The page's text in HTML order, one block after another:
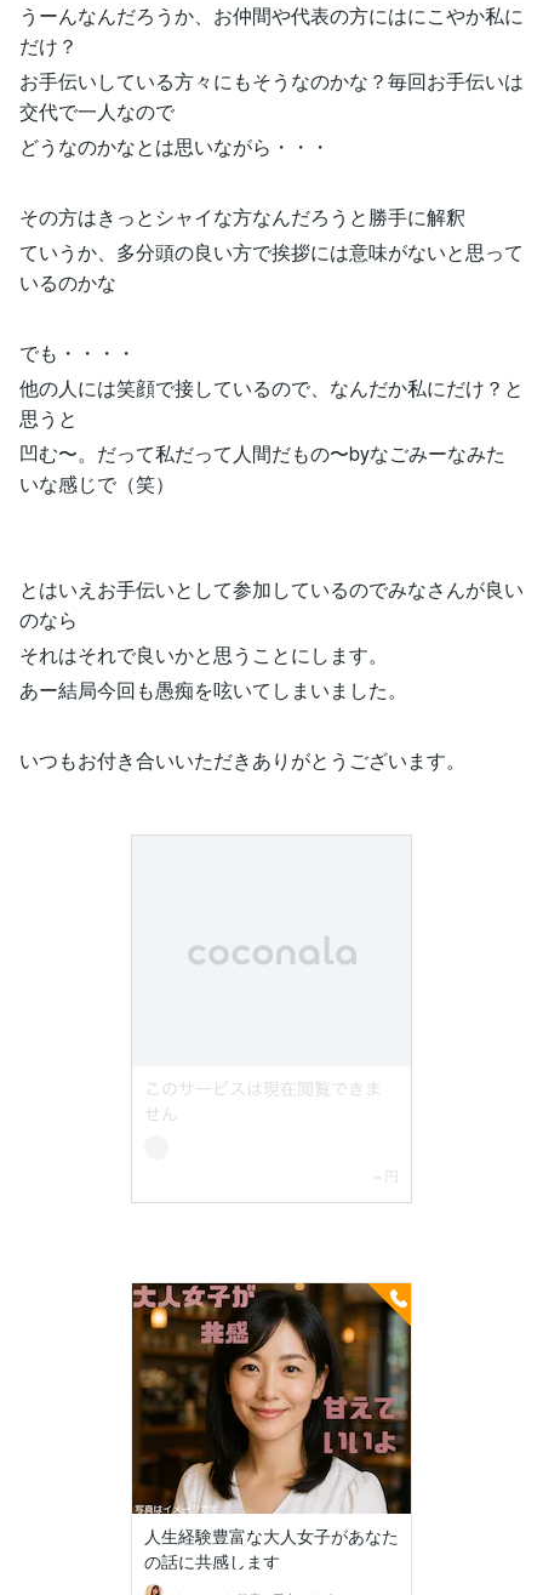
うーんなんだろうか、お仲間や代表の方にはにこやか私に
だけ？
お手伝いしている方々にもそうなのかな？毎回お手伝いは
交代で一人なので
どうなのかなとは思いながら・・・
その方はきっとシャイな方なんだろうと勝手に解釈
ていうか、多分頭の良い方で挨拶には意味がないと思って
いるのかな
でも・・・・
他の人には笑顔で接しているので、なんだか私にだけ？と
思うと
凹む〜。だって私だって人間だもの〜byなごみーなみた
いな感じで（笑）
とはいえお手伝いとして参加しているのでみなさんが良い
のなら
それはそれで良いかと思うことにします。
あー結局今回も愚痴を呟いてしまいました。
いつもお付き合いいただきありがとうございます。
人生経験豊富な大人女子があなた
の話に共感します